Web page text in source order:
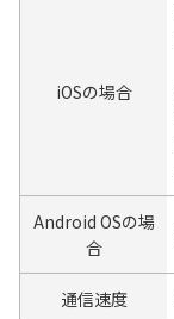
iOSの場合
Android OSの場
合
通信速度